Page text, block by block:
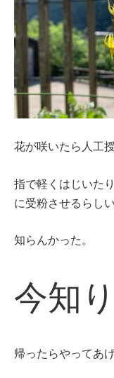
花が咲いたら人工
指で軽くはじいた
に受粉させるらしい
知らんかった。
今知
帰ったらやってあげ